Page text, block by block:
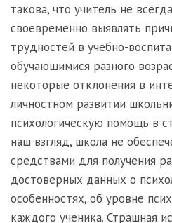
такова, что учитель не
своевременно выявлять
трудностей в учебно-
обучающимися разного
некоторые отклонения в
личностном развитии
психологическую помощь в
наш взгляд, школа не
средствами для получения
достоверных данных о
особенностях, об уровне
каждого ученика. Страшная